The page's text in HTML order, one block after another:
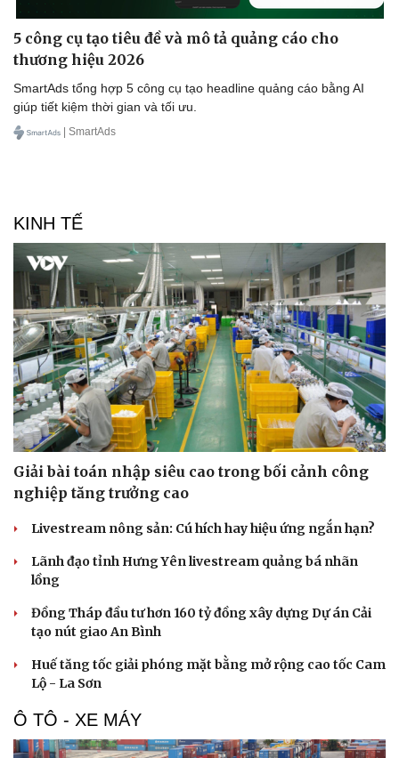
5 công cụ tạo tiêu đề và mô tả quảng cáo cho
thương hiệu 2026
SmartAds tổng hợp 5 công cụ tạo headline quảng cáo bằng AI
giúp tiết kiệm thời gian và tối ưu.
| SmartAds
KINH TẾ
Giải bài toán nhập siêu cao trong bối cảnh công
nghiệp tăng trưởng cao
Livestream nông sản: Cú hích hay hiệu ứng ngắn hạn?
Lãnh đạo tỉnh Hưng Yên livestream quảng bá nhãn
lồng
Đồng Tháp đầu tư hơn 160 tỷ đồng xây dựng Dự án Cải
tạo nút giao An Bình
Huế tăng tốc giải phóng mặt bằng mở rộng cao tốc Cam
Lộ - La Sơn
Ô TÔ - XE MÁY